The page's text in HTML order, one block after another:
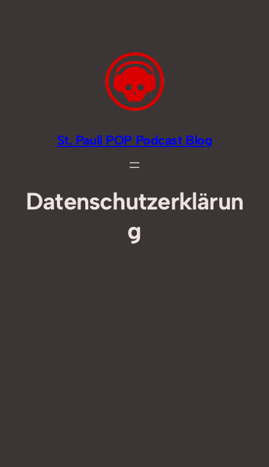
St. Pauli POP Podcast Blog
Datenschutzerklärun
g